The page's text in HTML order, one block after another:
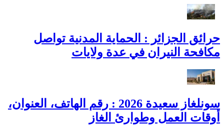
حرائق الجزائر : الحماية المدنية تواصل
مكافحة النيران في عدة ولايات
سونلغاز سعيدة 2026 : رقم الهاتف، العنوان،
أوقات العمل وطوارئ الغاز